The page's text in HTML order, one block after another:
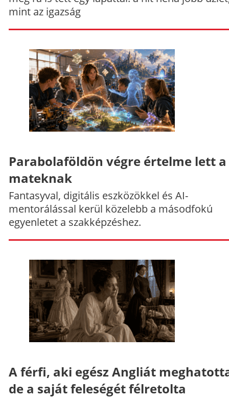
mint az igazság
Parabolaföldön végre értelme lett a
mateknak
Fantasyval, digitális eszközökkel és AI-
mentorálással kerül közelebb a másodfokú
egyenletet a szakképzéshez.
A férfi, aki egész Angliát
de a saját feleségét félretolta